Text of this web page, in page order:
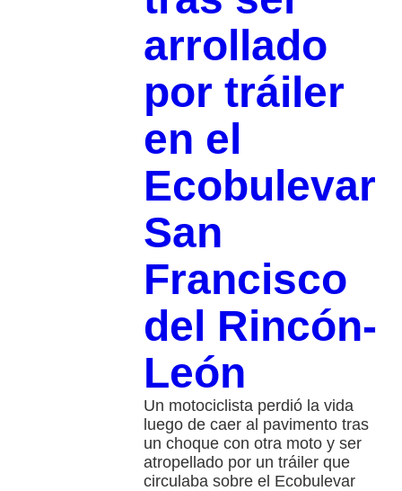
arrollado
por tráiler
en el
Ecobulevar
San
Francisco
del Rincón-
León
Un motociclista perdió la vida
luego de caer al pavimento tras
un choque con otra moto y ser
atropellado por un tráiler que
circulaba sobre el Ecobulevar